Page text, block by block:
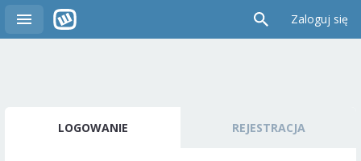
Zaloguj się
LOGOWANIE REJESTRACJA